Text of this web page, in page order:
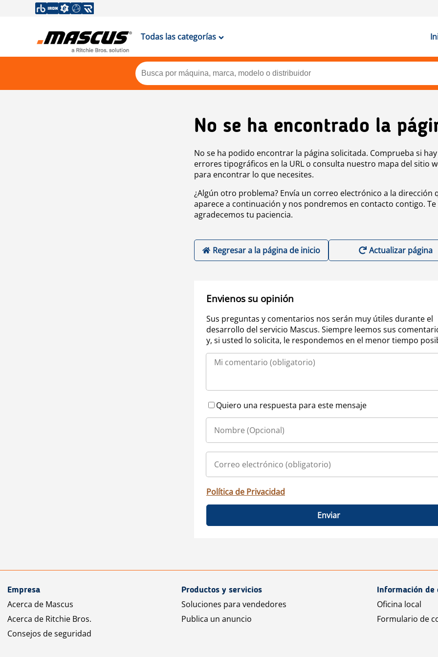
Todas las categorías
No se ha encontrado la
No se ha podido encontrar la página solicitada. Comprueba si hay
errores tipográficos en la URL o consulta nuestro mapa del sitio
para encontrar lo que necesites.
¿Algún otro problema? Envía un correo electrónico a la dirección
aparece a continuación y nos pondremos en contacto contigo. Te
agradecemos tu paciencia.
Regresar a la página de inicio Actualizar página
Envienos su opinión
Sus preguntas y comentarios nos serán muy útiles durante el
desarrollo del servicio Mascus. Siempre leemos sus
y, si usted lo solicita, le respondemos en el menor tiempo
Quiero una respuesta para este mensaje
Política de Privacidad
Enviar
Empresa
Acerca de Mascus
Acerca de Ritchie Bros.
Consejos de seguridad
Productos y servicios
Soluciones para vendedores
Publica un anuncio
Información de
Oficina local
Formulario de